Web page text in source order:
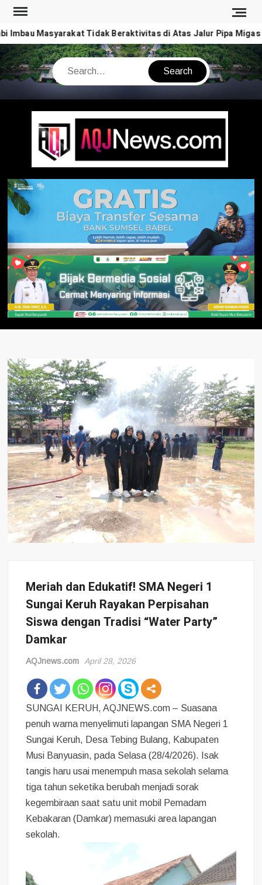
Skip
contentMasyarakat Tidak Beraktivitas di Atas Jalur Pipa Migas
Search
Meriah dan Edukatif! SMA Negeri 1
Sungai Keruh Rayakan Perpisahan
Siswa dengan Tradisi “Water Party”
Damkar
AQJnews.com April 28, 2026
SUNGAI KERUH, AQJNEWS.com – Suasana
penuh warna menyelimuti lapangan SMA Negeri 1
Sungai Keruh, Desa Tebing Bulang, Kabupaten
Musi Banyuasin, pada Selasa (28/4/2026). Isak
tangis haru usai menempuh masa sekolah selama
tiga tahun seketika berubah menjadi sorak
kegembiraan saat satu unit mobil Pemadam
Kebakaran (Damkar) memasuki area lapangan
sekolah.